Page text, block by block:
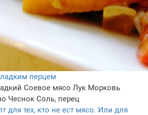
перцем
Соевое мясо Лук Морковь
Чеснок Соль, перец
для тех, кто не ест мясо. Или для